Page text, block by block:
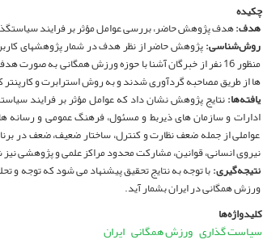
چکیده
هدف:هدف پژوهش حاضر، بررسی عوامل مؤثر بر فرایند
روش‌شناسی:پژوهش حاضر از نظر هدف در شمار پژوهش­های
منظور 16 نفر از خبرگان آشنا با حوزه ورزش همگانی به
ها از طریق مصاحبه گردآوری شدند و به روش استرابرت و
یافته‌ها:نتایج پژوهش نشان داد که عوامل مؤثر بر فرایند
ادارات و سازمان های ذیربط و مسئول، فرهنگ عمومی و
عواملی از جمله ضعف نظارت و کنترل، ساختار ضعیف، ضعف در
نیروی انسانی، قوانین، مشارکت محدود مراکز علمی و پژوهشی
نتیجه‌گیری:با توجه به نتایج تحقیق پیشنهاد می شود که توجه و
ورزش همگانی در ایران بشمار آید.
کلیدواژه‌ها
سیاست گذاری ورزش همگانی ایران